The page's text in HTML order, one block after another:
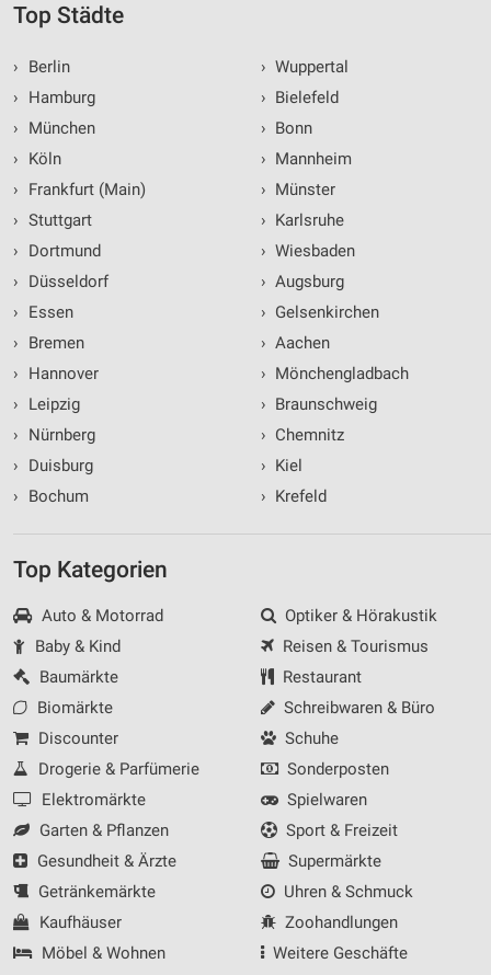
Top Städte
›
Berlin
›
Hamburg
›
München
›
Köln
›
Frankfurt (Main)
› Stuttgart
›
Dortmund
›
Düsseldorf
›
Essen
›
Bremen
›
Hannover
›
Leipzig
›
Nürnberg
›
Duisburg
›
Bochum
› Wuppertal
› Bielefeld
› Bonn
› Mannheim
› Münster
› Karlsruhe
› Wiesbaden
› Augsburg
› Gelsenkirchen
› Aachen
› Mönchengladbach
› Braunschweig
› Chemnitz
› Kiel
› Krefeld
Top Kategorien
Auto & Motorrad
Baby & Kind
Baumärkte
Biomärkte
Discounter
Drogerie & Parfümerie
Elektromärkte
Garten & Pflanzen
Gesundheit & Ärzte
Getränkemärkte
Kaufhäuser
Möbel & Wohnen
Optiker & Hörakustik
Reisen & Tourismus
Restaurant
Schreibwaren & Büro
Schuhe
Sonderposten
Spielwaren
Sport & Freizeit
Supermärkte
Uhren & Schmuck
Zoohandlungen
Weitere Geschäfte